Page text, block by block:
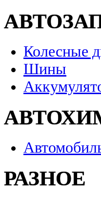
Колесные
Шины
РАЗНОЕ